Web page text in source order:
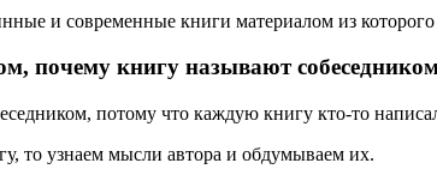
и современные книги материалом из
почему книгу называют
потому что каждую книгу кто-то
то узнаем мысли автора и обдумываем их.